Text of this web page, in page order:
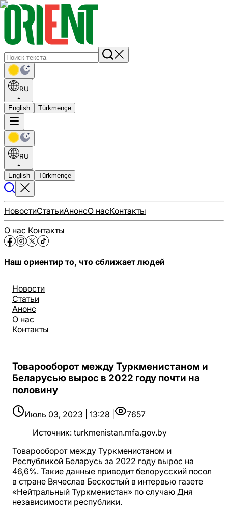
RU
English Türkmençe
RU
English Türkmençe
НовостиСтатьиАнонсО насКонтакты
О нас Контакты
Наш ориентир то, что сближает людей
Новости
Статьи
Анонс
О нас
Контакты
Товарооборот между Туркменистаном и
Беларусью вырос в 2022 году почти на
половину
Июль 03, 2023 | 13:28 |
7657
Источник: turkmenistan.mfa.gov.by
Товарооборот между Туркменистаном и
Республикой Беларусь за 2022 году вырос на
46,6%. Такие данные приводит белорусский посол
в стране Вячеслав Бескостый в интервью газете
«Нейтральный Туркменистан» по случаю Дня
независимости республики.